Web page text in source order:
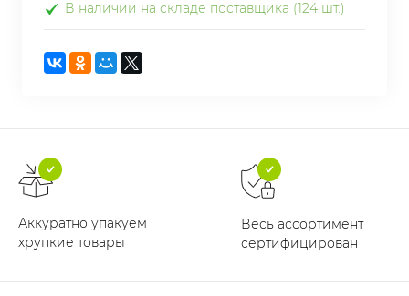
В наличии на складе поставщика (124 шт.)
Аккуратно упакуем
хрупкие товары
Весь ассортимент
сертифицирован